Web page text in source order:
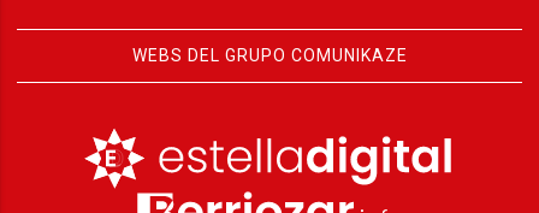
WEBS DEL GRUPO COMUNIKAZE